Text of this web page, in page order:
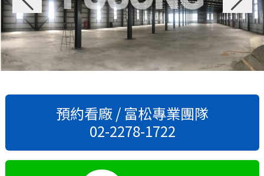
預約看廠 / 富松專業團隊
02-2278-1722